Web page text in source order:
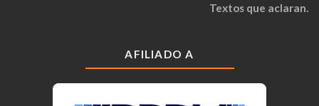
Textos que aclaran.
AFILIADO A